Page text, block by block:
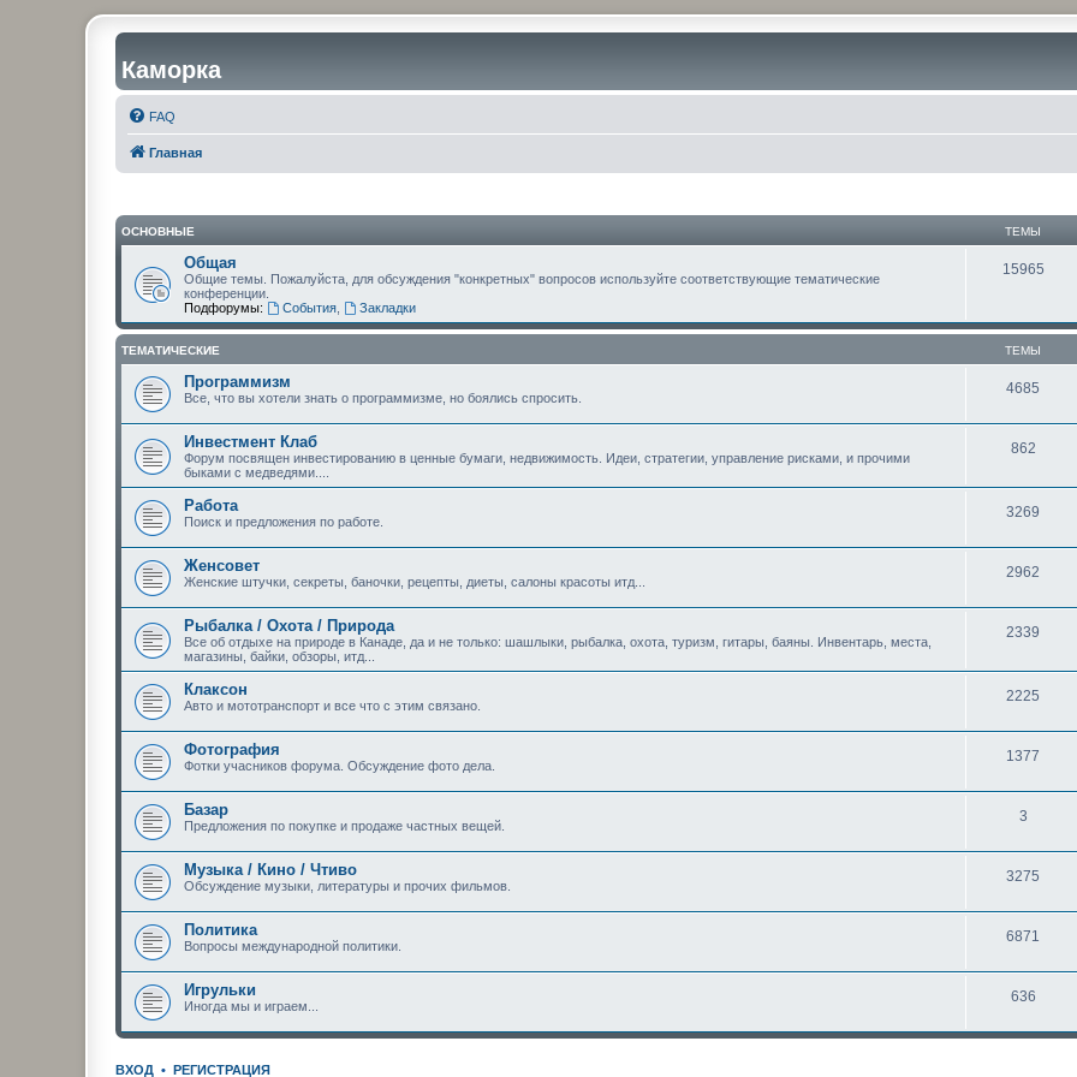
Каморка
FAQ
Главная
ОСНОВНЫЕ ТЕМЫ
Общая
Общие темы. Пожалуйста, для обсуждения "конкретных" вопросов используйте соответствующие тематические
конференции.
Подфорумы:
События, Закладки
15965
ТЕМАТИЧЕСКИЕ ТЕМЫ
Программизм
Все, что вы хотели знать о программизме, но боялись спросить.
4685
Инвестмент Клаб
Форум посвящен инвестированию в ценные бумаги, недвижимость. Идеи, стратегии, управление рисками, и прочими
быками с медведями....
862
Работа
Поиск и предложения по работе.
3269
Женсовет
Женские штучки, секреты, баночки, рецепты, диеты, салоны красоты итд...
2962
Рыбалка / Охота / Природа
Все об отдыхе на природе в Канаде, да и не только: шашлыки, рыбалка, охота, туризм, гитары, баяны. Инвентарь, места,
магазины, байки, обзоры, итд...
2339
Клаксон
Авто и мототранспорт и все что с этим связано.
2225
Фотография
Фотки учасников форума. Обсуждение фото дела.
1377
Базар
Предложения по покупке и продаже частных вещей.
3
Музыка / Кино / Чтиво
Обсуждение музыки, литературы и прочих фильмов.
3275
Политика
Вопросы международной политики.
6871
Игрульки
Иногда мы и играем...
636
ВХОД • РЕГИСТРАЦИЯ